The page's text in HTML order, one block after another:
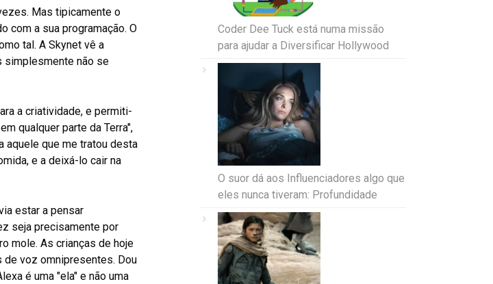
Mas tipicamente o
com a sua programação. O
tal. A Skynet vê a
simplesmente não se
a criatividade, e permiti-
qualquer parte da Terra",
aquele que me tratou desta
e a deixá-lo cair na
estar a pensar
seja precisamente por
mole. As crianças de hoje
de voz omnipresentes. Dou
é uma "ela" e não uma
Coder Dee Tuck está numa missão
para ajudar a Diversificar Hollywood
O suor dá aos Influenciadores algo que
eles nunca tiveram: Profundidade